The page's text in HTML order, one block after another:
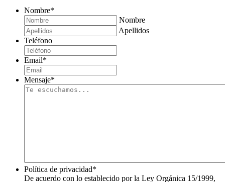
Nombre*
Nombre
Apellidos
Teléfono
Email*
Mensaje*
Política de privacidad*
De acuerdo con lo establecido por la Ley Orgánica 15/1999,